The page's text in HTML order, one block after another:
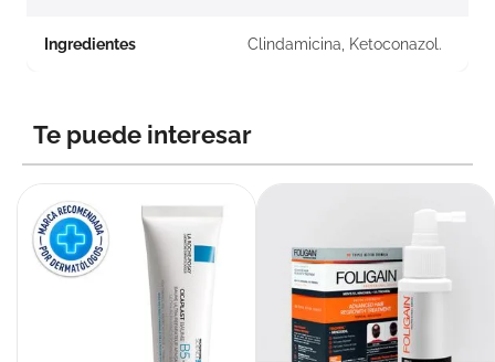
Ingredientes Clindamicina, Ketoconazol.
Te puede interesar